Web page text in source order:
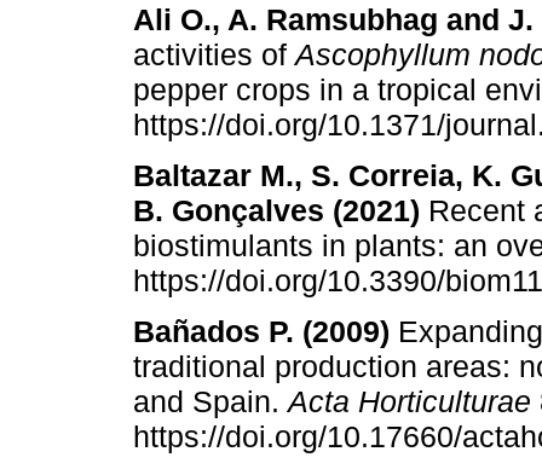
Ali O., A. Ramsubhag and
activities ofAscophyllum
pepper crops in a tropical
https://doi.org/10.1371/
Baltazar M., S. Correia, K.
B. Gonçalves (2021) Recent
biostimulants in plants: an
https://doi.org/10.3390/
Bañados P. (2009)
traditional production areas:
and Spain.Acta Horticulturae
https://doi.org/10.17660/